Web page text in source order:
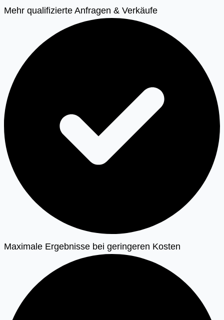
Mehr qualifizierte Anfragen & Verkäufe
Maximale Ergebnisse bei geringeren Kosten